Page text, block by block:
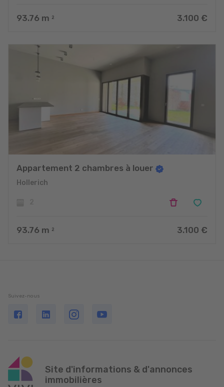
93.76 m 2 3.100 €
Appartement 2 chambres à louer
Hollerich
93.76 m 2 3.100 €
Suivez-nous
Site d'informations & d'annonces
immobilières